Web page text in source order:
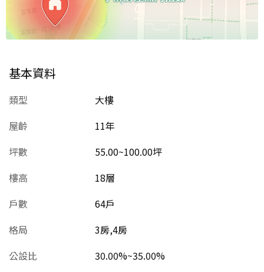
基本資料
類型
大樓
屋齡
11年
坪數
55.00~100.00坪
樓高
18層
戶數
64戶
格局
3房,4房
公設比
30.00%~35.00%